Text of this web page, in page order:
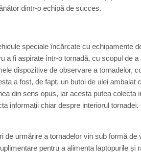
dintr-o echipă de succes.
speciale încărcate cu echipamente
a fi aspirate într-o tornadă, cu scopul de
dispozitive de observare a tornadelor,
a fost, de fapt, un butoi de ulei
din sens opus, iar acesta putea colecta
informații chiar despre interiorul
de urmărire a tornadelor vin sub formă
pentru a alimenta laptopurile și